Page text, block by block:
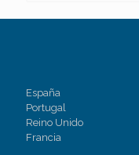
España
Portugal
Reino Unido
Francia